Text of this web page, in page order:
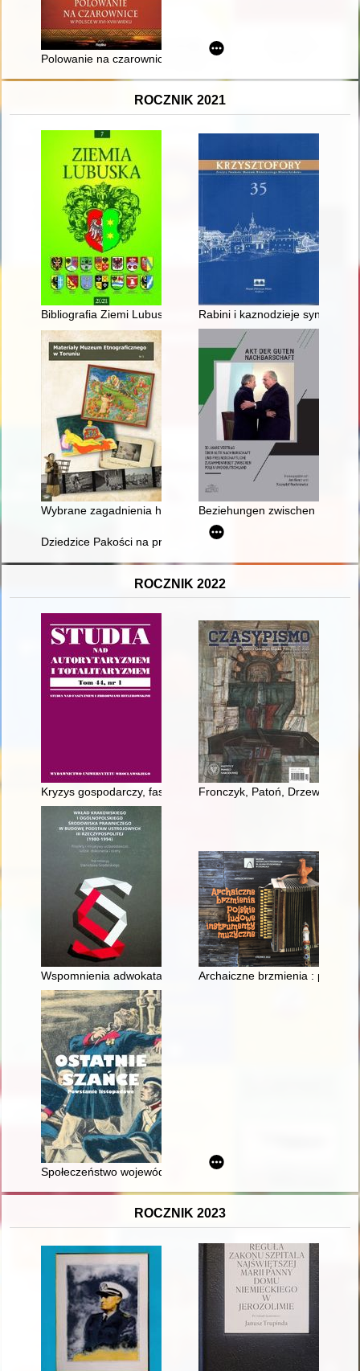
Polowanie na czarownice w Polsce w XVI-XVIII wieku
ROCZNIK 2021
Bibliografia Ziemi Lubuskiej za rok 2020 : (wybór)
Rabini i kaznodzieje synagogi
Wybrane zagadnienia historyczno-ikonograficzno-
Beziehungen zwischen Polen
Dziedzice Pakości na przestrzeni XVI-XVIII w
ROCZNIK 2022
Kryzys gospodarczy, faszyzm i "warstwy pośrednie" : reakcje
Fronczyk, Patoń, Drzewiecki i
Wspomnienia adwokata-obrońcy w procesach politycznych w
Archaiczne brzmienia : polskie
Społeczeństwo województwa płockiego w okresie powstania
ROCZNIK 2023